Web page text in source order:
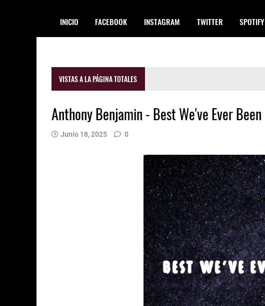
INICIO FACEBOOK INSTAGRAM TWITTER SPOTIFY
VISTAS A LA PÁGINA TOTALES
Anthony Benjamin - Best We've Ever Been
Junio 18, 2025 0